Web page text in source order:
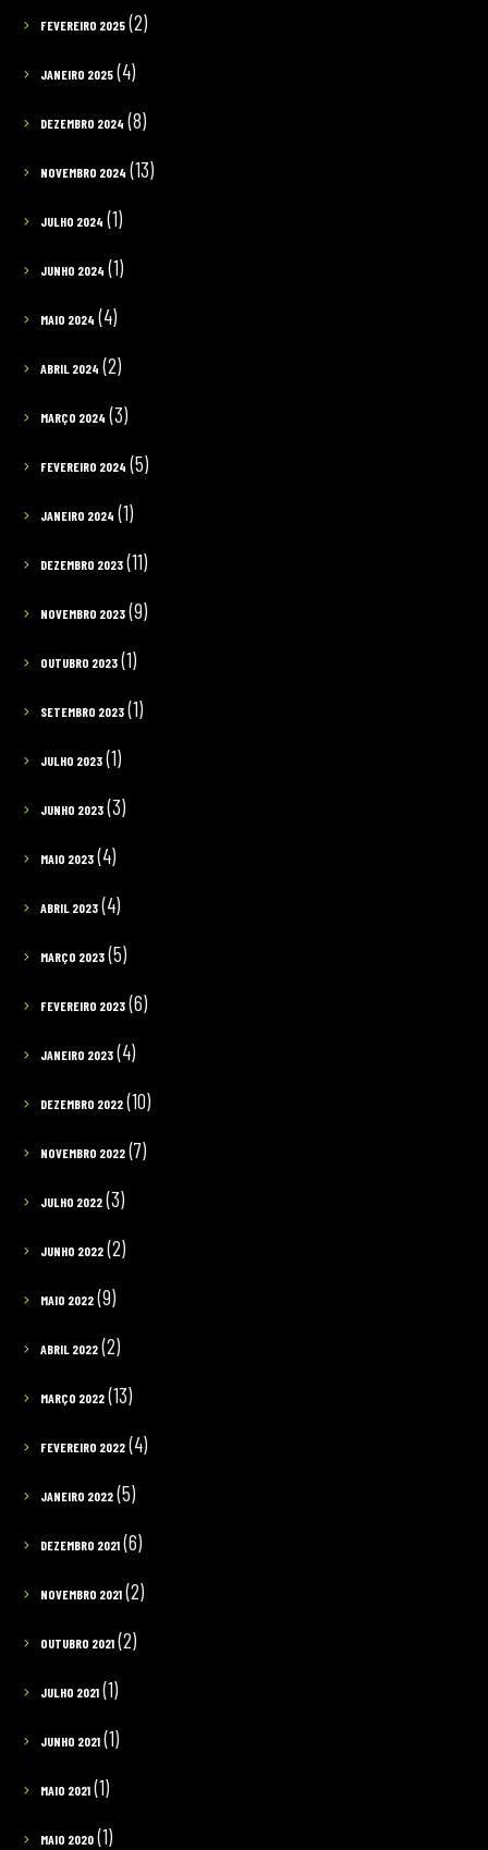
FEVEREIRO 2025(2)
JANEIRO 2025(4)
DEZEMBRO 2024 (8)
NOVEMBRO 2024 (13)
JULHO 2024 (1)
JUNHO 2024 (1)
MAIO 2024 (4)
ABRIL 2024 (2)
MARÇO 2024 (3)
FEVEREIRO 2024 (5)
JANEIRO 2024 (1)
DEZEMBRO 2023(11)
NOVEMBRO 2023(9)
OUTUBRO 2023(1)
SETEMBRO 2023(1)
JULHO 2023(1)
JUNHO 2023(3)
MAIO 2023(4)
ABRIL 2023(4)
MARÇO 2023(5)
FEVEREIRO 2023(6)
JANEIRO 2023(4)
DEZEMBRO 2022(10)
NOVEMBRO 2022(7)
JULHO 2022(3)
JUNHO 2022(2)
MAIO 2022(9)
ABRIL 2022(2)
MARÇO 2022(13)
FEVEREIRO 2022(4)
JANEIRO 2022(5)
DEZEMBRO 2021(6)
NOVEMBRO 2021(2)
OUTUBRO 2021(2)
JULHO 2021(1)
JUNHO 2021(1)
MAIO 2021(1)
MAIO 2020(1)